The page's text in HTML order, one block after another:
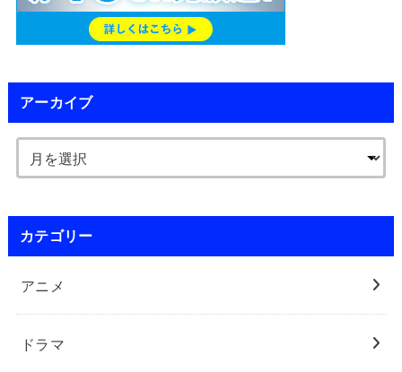
アーカイブ
カテゴリー
アニメ
ドラマ